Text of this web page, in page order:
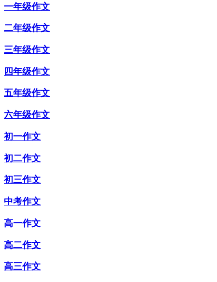
一年级作文
二年级作文
三年级作文
四年级作文
五年级作文
六年级作文
初一作文
初二作文
初三作文
中考作文
高一作文
高二作文
高三作文